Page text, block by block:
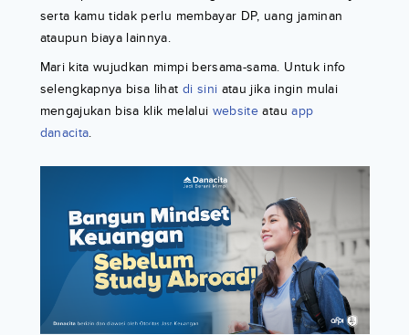
serta kamu tidak perlu membayar DP, uang jaminan
ataupun biaya lainnya.
Mari kita wujudkan mimpi bersama-sama. Untuk info
selengkapnya bisa lihat di sini atau jika ingin mulai
mengajukan bisa klik melalui website atau app
danacita.